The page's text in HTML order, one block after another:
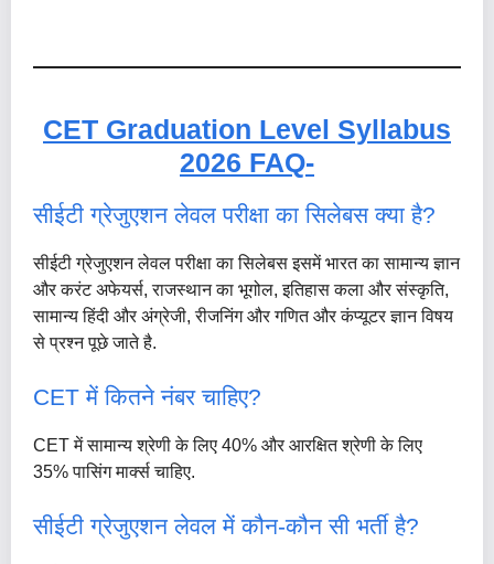
CET Graduation Level Syllabus
2026 FAQ-
सीईटी ग्रेजुएशन लेवल परीक्षा का सिलेबस क्या है?
सीईटी ग्रेजुएशन लेवल परीक्षा का सिलेबस इसमें भारत का सामान्य ज्ञान
और करंट अफेयर्स, राजस्थान का भूगोल, इतिहास कला और संस्कृति,
सामान्य हिंदी और अंग्रेजी, रीजनिंग और गणित और कंप्यूटर ज्ञान विषय
से प्रश्न पूछे जाते है.
CET में कितने नंबर चाहिए?
CET में सामान्य श्रेणी के लिए 40% और आरक्षित श्रेणी के लिए
35% पासिंग मार्क्स चाहिए.
सीईटी ग्रेजुएशन लेवल में कौन-कौन सी भर्ती है?